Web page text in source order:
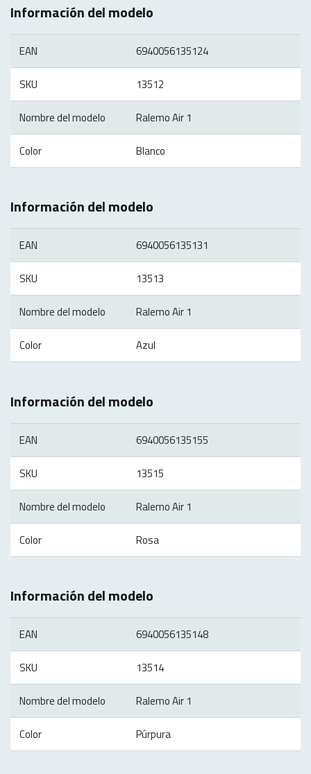
Información del modelo
EAN 6940056135124
SKU 13512
Nombre del modelo Ralemo Air 1
Color Blanco
Información del modelo
EAN 6940056135131
SKU 13513
Nombre del modelo Ralemo Air 1
Color Azul
Información del modelo
EAN 6940056135155
SKU 13515
Nombre del modelo Ralemo Air 1
Color Rosa
Información del modelo
EAN 6940056135148
SKU 13514
Nombre del modelo Ralemo Air 1
Color Púrpura